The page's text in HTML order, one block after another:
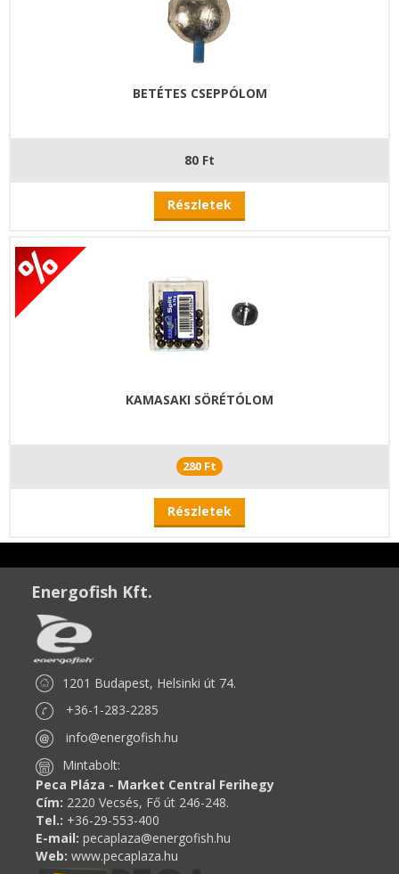
BETÉTES CSEPPÓLOM
80 Ft
Részletek
KAMASAKI SÖRÉTÓLOM
280 Ft
Részletek
Energofish Kft.
1201 Budapest, Helsinki út 74.
+36-1-283-2285
info@energofish.hu
Mintabolt:
Peca Pláza - Market Central Ferihegy
Cím: 2220 Vecsés, Fő út 246-248.
Tel.: +36-29-553-400
E-mail: pecaplaza@energofish.hu
Web: www.pecaplaza.hu